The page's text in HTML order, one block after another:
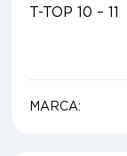
T-TOP 10 – 11
MARCA: